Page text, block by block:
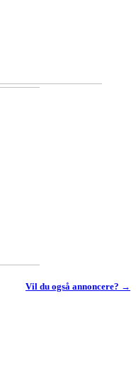
Vil du også annoncere? →